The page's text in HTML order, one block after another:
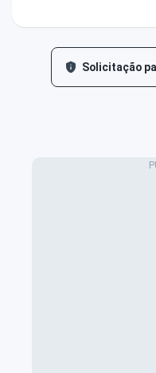
Solicitação